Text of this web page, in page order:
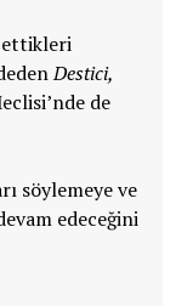
ettikleri
Destici,
de
söylemeye ve
edeceğini